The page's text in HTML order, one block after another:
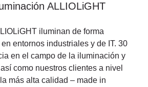
ALLIOLiGHT
iluminan de forma
entornos industriales y de IT. 30
en el campo de la iluminación y
como nuestros clientes a nivel
más alta calidad – made in